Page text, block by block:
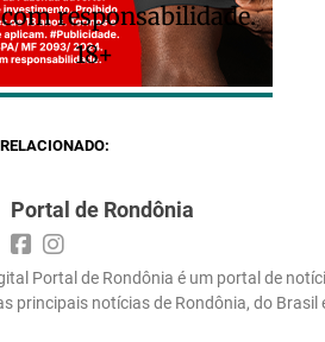
com responsabilidade.
18+
Portal de Rondônia
Portal de Rondônia é um portal de
principais notícias de Rondônia, do Brasil